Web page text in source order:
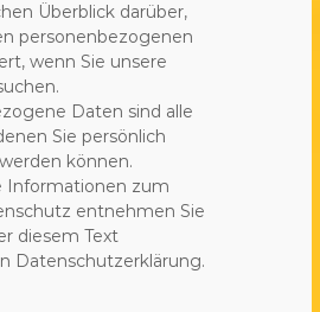
Überblick darüber,
personenbezogenen
wenn Sie unsere
Daten sind alle
Sie persönlich
können.
Informationen zum
entnehmen Sie
diesem Text
Datenschutzerklärung.